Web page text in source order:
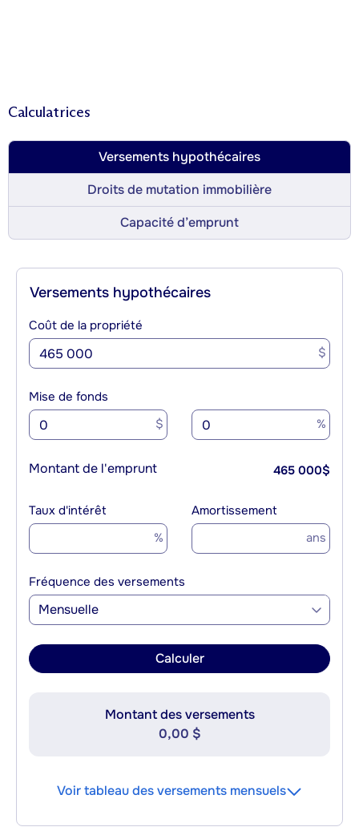
Calculatrices
Versements hypothécaires
Droits de mutation immobilière
Capacité d’emprunt
Versements hypothécaires
Coût de la propriété
$
Mise de fonds
$ %
Montant de l'emprunt 465 000$
Taux d'intérêt
%
Amortissement
ans
Fréquence des versements
Mensuelle
Calculer
Montant des versements
0,00 $
Voir tableau des versements mensuels